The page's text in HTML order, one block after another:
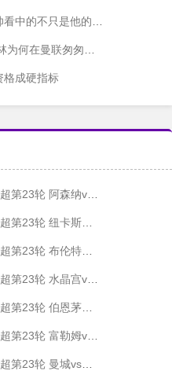
的不只是他的进球靴
在曼联匆匆谢幕？
格成硬指标
阿森纳vs曼联 全场录像
斯尔联vs阿斯顿维拉 全场录像
特福德vs诺丁汉森林 全场录像
水晶宫vs切尔西 全场录像
恩茅斯vs利物浦 全场录像
富勒姆vs布莱顿 全场录像
曼城vs狼队 全场录像